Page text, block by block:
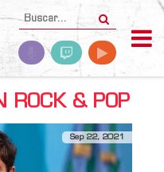
ROCK & POP
Sep 22, 2021